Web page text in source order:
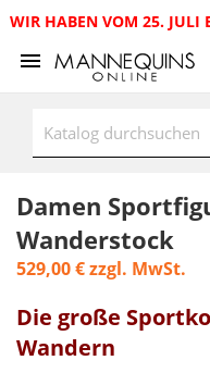
WIR HABEN VOM 25. JULI
Damen
Wanderstock
529,00 €zzgl. MwSt.
Die große
Wandern